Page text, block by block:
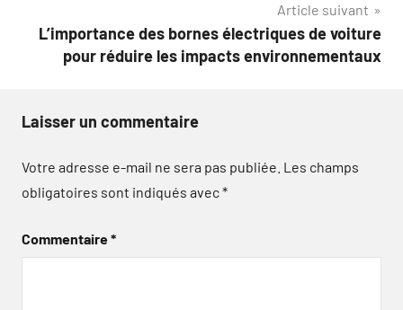
Article suivant
L’importance des bornes électriques de voiture
pour réduire les impacts environnementaux
Laisser un commentaire
Votre adresse e-mail ne sera pas publiée. Les champs
obligatoires sont indiqués avec*
Commentaire*